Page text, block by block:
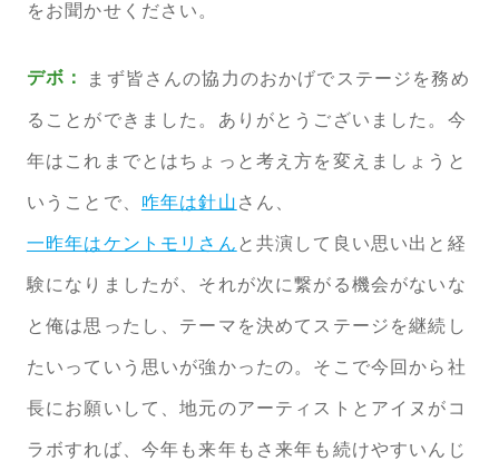
をお聞かせください。
デボ： まず皆さんの協力のおかげでステージを務め
ることができました。ありがとうございました。今
年はこれまでとはちょっと考え方を変えましょうと
いうことで、 咋年は針山さん、
一昨年はケントモリさん と共演して良い思い出と経
験になりましたが、それが次に繋がる機会がないな
と俺は思ったし、テーマを決めてステージを継続し
たいっていう思いが強かったの。そこで今回から社
長にお願いして、地元のアーティストとアイヌがコ
ラボすれば、今年も来年もさ来年も続けやすいんじ